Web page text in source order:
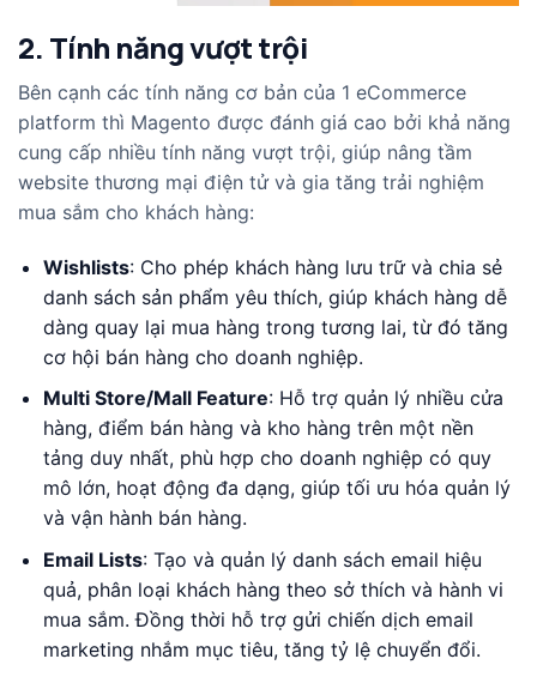
2. Tính năng vượt trội
Bên cạnh các tính năng cơ bản của 1 eCommerce
platform thì Magento được đánh giá cao bởi khả năng
cung cấp nhiều tính năng vượt trội, giúp nâng tầm
website thương mại điện tử và gia tăng trải nghiệm
mua sắm cho khách hàng:
Wishlists: Cho phép khách hàng lưu trữ và chia sẻ
danh sách sản phẩm yêu thích, giúp khách hàng dễ
dàng quay lại mua hàng trong tương lai, từ đó tăng
cơ hội bán hàng cho doanh nghiệp.
Multi Store/Mall Feature: Hỗ trợ quản lý nhiều cửa
hàng, điểm bán hàng và kho hàng trên một nền
tảng duy nhất, phù hợp cho doanh nghiệp có quy
mô lớn, hoạt động đa dạng, giúp tối ưu hóa quản lý
và vận hành bán hàng.
Email Lists: Tạo và quản lý danh sách email hiệu
quả, phân loại khách hàng theo sở thích và hành vi
mua sắm. Đồng thời hỗ trợ gửi chiến dịch email
marketing nhắm mục tiêu, tăng tỷ lệ chuyển đổi.